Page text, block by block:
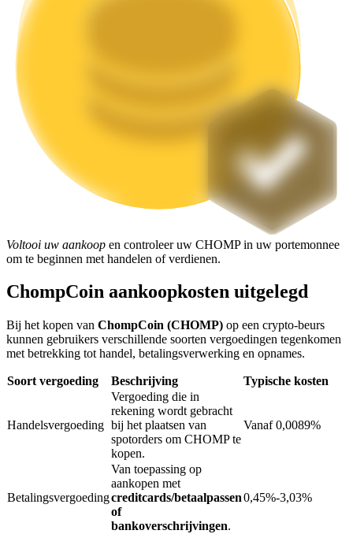
Flexibel staken om populaire tokens te verdienen.
BTR-vergrendelingen
Exclusieve beleggingen voor BTR-houders
Voltooi uw aankoop en controleer uw CHOMP in uw portemonnee
om te beginnen met handelen of verdienen.
ChompCoin aankoopkosten uitgelegd
Bij het kopen van ChompCoin (CHOMP) op een crypto-beurs
kunnen gebruikers verschillende soorten vergoedingen tegenkomen
met betrekking tot handel, betalingsverwerking en opnames.
Soort vergoeding Beschrijving Typische kosten
Handelsvergoeding
Vergoeding die in
rekening wordt gebracht
bij het plaatsen van
spotorders om CHOMP te
kopen.
Vanaf 0,0089%
Betalingsvergoeding
Van toepassing op
aankopen met
creditcards/betaalpassen
of
bankoverschrijvingen.
0,45%-3,03%